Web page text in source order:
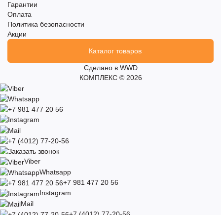
Гарантии
Оплата
Политика безопасности
Акции
Каталог товаров
Сделано в WWD
КОМПЛЕКС © 2026
Viber
Whatsapp
+7 981 477 20 56
Instagram
Mail